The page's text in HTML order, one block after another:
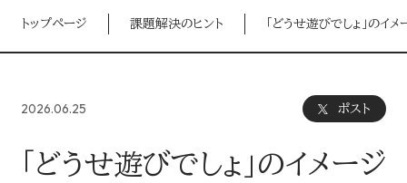
私たちについて トップ
HINTS
WORKS
事例
トップページ 課題解決のヒント 「どうせ遊びでしょ」の
ポスト
2026.06.25
「どうせ遊びでしょ」のイメージ